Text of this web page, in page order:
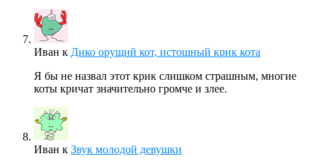
Иван к Дико орущий кот, истошный крик кота
Я бы не назвал этот крик слишком страшным, многие
коты кричат значительно громче и злее.
Иван к Звук молодой девушки